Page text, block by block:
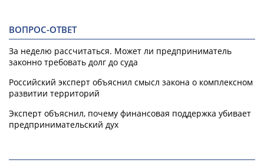
ВОПРОС-ОТВЕТ
За неделю рассчитаться. Может ли предприниматель
законно требовать долг до суда
Российский эксперт объяснил смысл закона о комплексном
развитии территорий
Эксперт объяснил, почему финансовая поддержка убивает
предпринимательский дух